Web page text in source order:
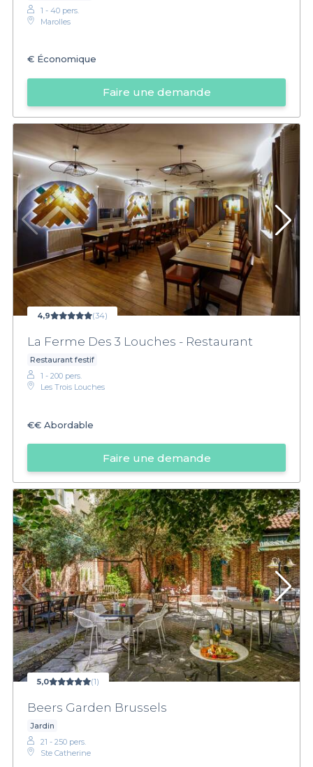
1 - 40 pers.
Marolles
€ Économique
Faire une demande
4,9 (34)
La Ferme Des 3 Louches - Restaurant
Restaurant festif
1 - 200 pers.
Les Trois Louches
€€ Abordable
Faire une demande
5,0 (1)
Beers Garden Brussels
Jardin
21 - 250 pers.
Ste Catherine